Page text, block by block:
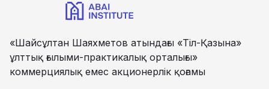
«Шайсұлтан Шаяхметов атындағы «Тіл-Қазына»
ұлттық ғылыми-практикалық орталығы»
коммерциялық емес акционерлік қоғамы